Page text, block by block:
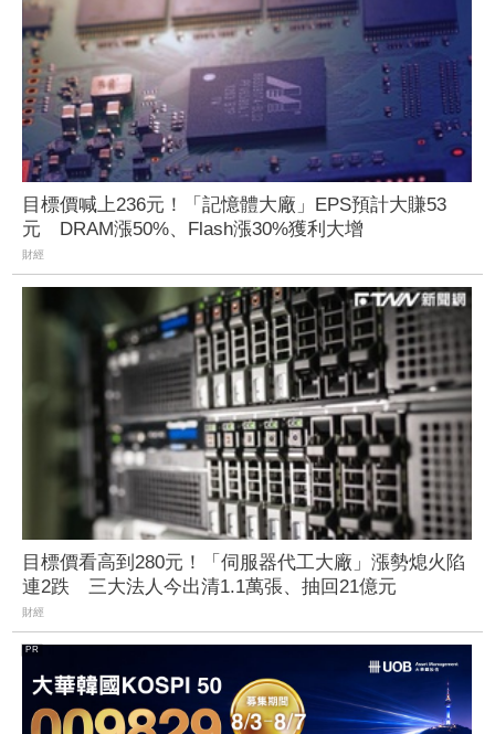
目標價喊上236元！「記憶體大廠」EPS預計大賺53
元 DRAM漲50%、Flash漲30%獲利大增
財經
目標價看高到280元！「伺服器代工大廠」漲勢熄火陷
連2跌 三大法人今出清1.1萬張、抽回21億元
財經